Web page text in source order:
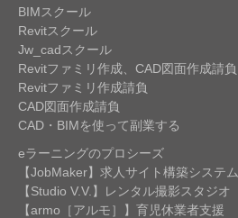
BIMスクール
Revitスクール
Jw_cadスクール
Revitファミリ作成、CAD図面作成請負
Revitファミリ作成請負
CAD図面作成請負
CAD・BIMを使って副業する
eラーニングのプロシーズ
【JobMaker】求人サイト構築システム
【Studio V.V.】レンタル撮影スタジオ
【armo［アルモ］】育児休業者支援